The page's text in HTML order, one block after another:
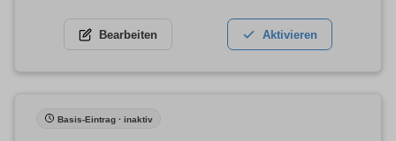
Bearbeiten Aktivieren
Basis-Eintrag · inaktiv